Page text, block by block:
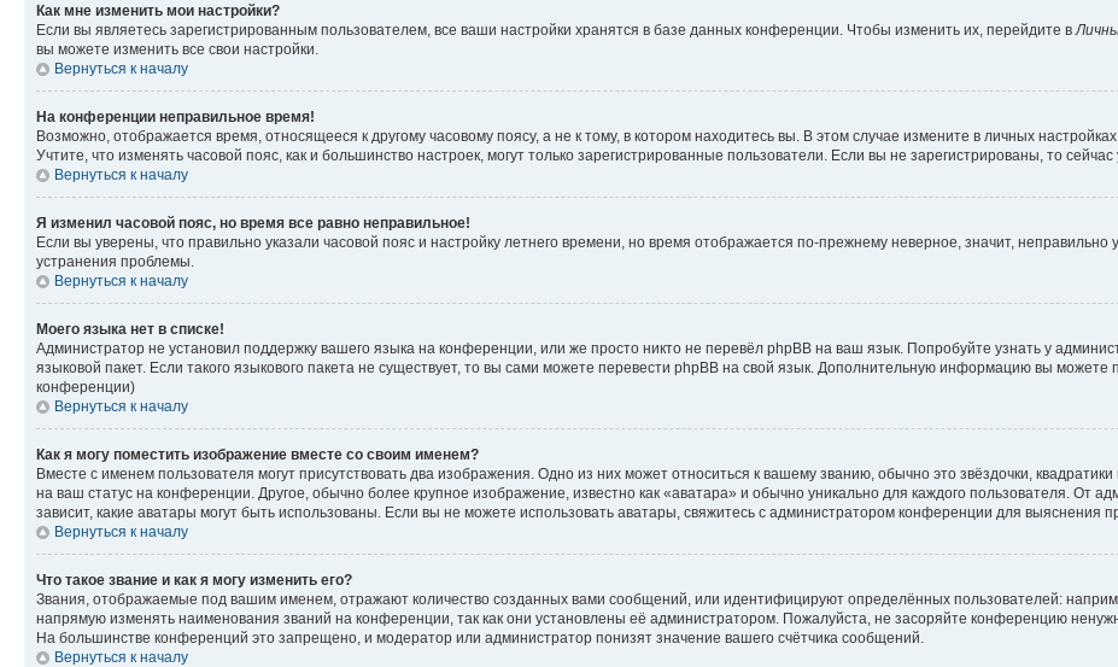
Как мне изменить мои настройки?
Если вы являетесь зарегистрированным пользователем, все ваши настройки хранятся в базе данных конференции. Чтобы изменить их, перейдите в
вы можете изменить все свои настройки.
Вернуться к началу
На конференции неправильное время!
Возможно, отображается время, относящееся к другому часовому поясу, а не к тому, в котором находитесь вы. В этом случае измените в личных
Учтите, что изменять часовой пояс, как и большинство настроек, могут только зарегистрированные пользователи. Если вы не зарегистрированы, то
Вернуться к началу
Я изменил часовой пояс, но время все равно неправильное!
Если вы уверены, что правильно указали часовой пояс и настройку летнего времени, но время отображается по-прежнему неверное, значит,
устранения проблемы.
Вернуться к началу
Моего языка нет в списке!
Администратор не установил поддержку вашего языка на конференции, или же просто никто не перевёл phpBB на ваш язык. Попробуйте узнать у
языковой пакет. Если такого языкового пакета не существует, то вы сами можете перевести phpBB на свой язык. Дополнительную информацию вы можете
конференции)
Вернуться к началу
Как я могу поместить изображение вместе со своим именем?
Вместе с именем пользователя могут присутствовать два изображения. Одно из них может относиться к вашему званию, обычно это звёздочки,
на ваш статус на конференции. Другое, обычно более крупное изображение, известно как «аватара» и обычно уникально для каждого пользователя. От
зависит, какие аватары могут быть использованы. Если вы не можете использовать аватары, свяжитесь с администратором конференции для выяснения
Вернуться к началу
Что такое звание и как я могу изменить его?
Звания, отображаемые под вашим именем, отражают количество созданных вами сообщений, или идентифицируют определённых пользователей:
напрямую изменять наименования званий на конференции, так как они установлены её администратором. Пожалуйста, не засоряйте конференцию
На большинстве конференций это запрещено, и модератор или администратор понизят значение вашего счётчика сообщений.
Вернуться к началу